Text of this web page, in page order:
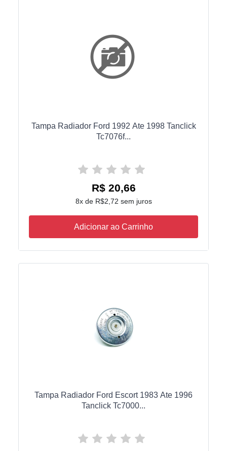
Tampa Radiador Ford 1992 Ate 1998 Tanclick
Tc7076f...
R$ 20,66
8x de R$2,72 sem juros
Adicionar ao Carrinho
Tampa Radiador Ford Escort 1983 Ate 1996
Tanclick Tc7000...